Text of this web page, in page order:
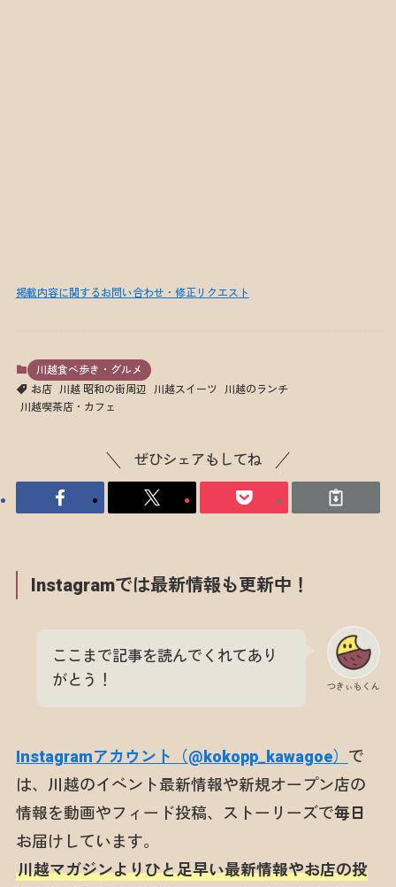
掲載内容に関するお問い合わせ・修正リクエスト
川越食べ歩き・グルメ
お店 川越 昭和の街周辺 川越スイーツ
川越のランチ
川越喫茶店・カフェ
ぜひシェアもしてね
Instagramでは最新情報も更新中！
つきぃもくん
ここまで記事を読んでくれてあり
がとう！
Instagramアカウント（@kokopp_kawagoe） で
は、川越のイベント最新情報や新規オープン店の
情報を動画やフィード投稿、ストーリーズで毎日
お届けしています。
川越マガジンよりひと足早い最新情報やお店の投